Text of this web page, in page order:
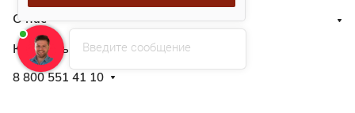
О нас
Контакты
8 800 551 41 10
Введите сообщение